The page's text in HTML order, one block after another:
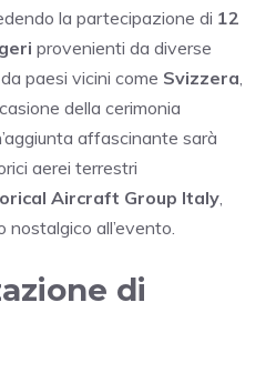
la partecipazione di 12
provenienti da diverse
paesi vicini come Svizzera
della cerimonia
affascinante sarà
aerei terrestri
Aircraft Group Italy
all’evento.
di